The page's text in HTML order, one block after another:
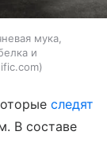
мука,
и
следят
В составе